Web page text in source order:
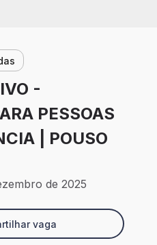
-
PESSOAS
| POUSO
de 2025
vaga